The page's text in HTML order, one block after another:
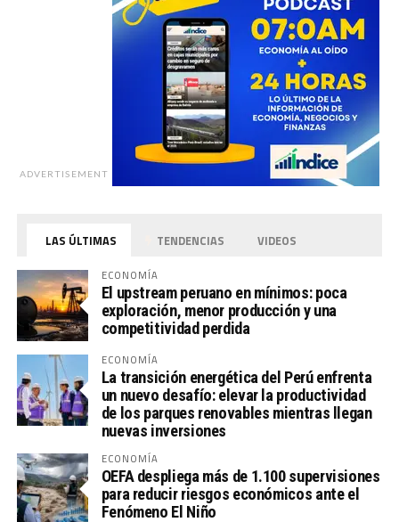
ADVERTISEMENT
LAS ÚLTIMAS TENDENCIAS VIDEOS
ECONOMÍA
El upstream peruano en mínimos: poca
exploración, menor producción y una
competitividad perdida
ECONOMÍA
La transición energética del Perú enfrenta
un nuevo desafío: elevar la productividad
de los parques renovables mientras llegan
nuevas inversiones
ECONOMÍA
OEFA despliega más de 1.100 supervisiones
para reducir riesgos económicos ante el
Fenómeno El Niño